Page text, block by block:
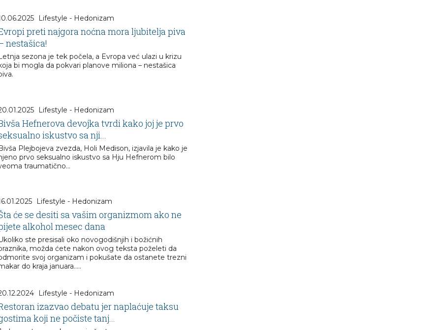
Lifestyle - Hedonizam
preti najgora noćna mora ljubitelja piva
nestašica!
sezona je tek počela, a Evropa već ulazi u krizu
bi mogla da pokvari planove miliona – nestašica
Lifestyle - Hedonizam
Hefnerova devojka tvrdi kako joj je prvo
iskustvo sa nji...
Plejbojeva zvezda, Holi Medison, izjavila je kako je
prvo seksualno iskustvo sa Hju Hefnerom bilo
traumatično...
Lifestyle - Hedonizam
će se desiti sa vašim organizmom ako ne
alkohol mesec dana
ste presisali oko novogodišnjih i božićnih
možda ćete nakon ovog teksta poželeti da
svoj organizam i pokušate da ostanete trezni
do kraja januara.....
Lifestyle - Hedonizam
izazvao debatu jer naplaćuje taksu
koji ne počiste tanj...